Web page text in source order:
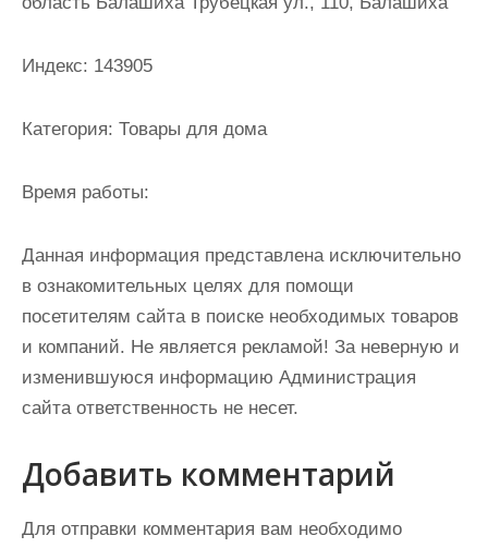
Индекс: 143905
Категория: Товары для дома
Время работы:
Данная информация представлена исключительно
в ознакомительных целях для помощи
посетителям сайта в поиске необходимых товаров
и компаний. Не является рекламой! За неверную и
изменившуюся информацию Администрация
сайта ответственность не несет.
Добавить комментарий
Для отправки комментария вам необходимо